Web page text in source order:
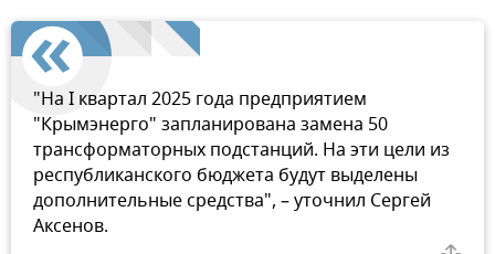
"На I квартал 2025 года предприятием
"Крымэнерго" запланирована замена 50
трансформаторных подстанций. На эти цели из
республиканского бюджета будут выделены
дополнительные средства", – уточнил Сергей
Аксенов.